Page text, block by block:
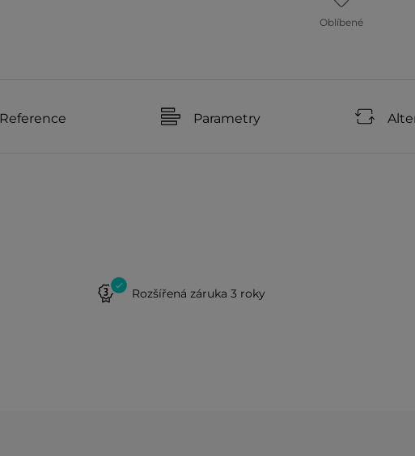
Oblíbené
Reference Parametry
Rozšířená záruka 3 roky